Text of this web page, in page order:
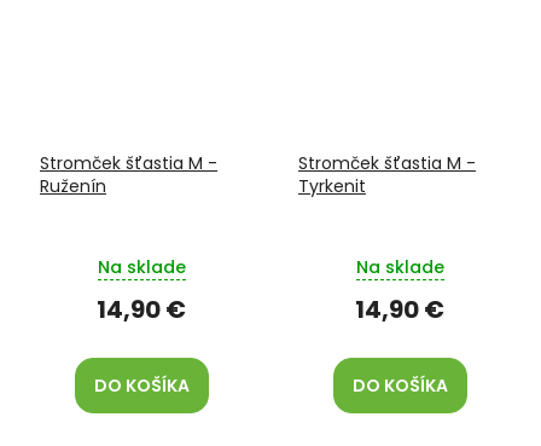
Stromček šťastia M -
Ruženín
Na sklade
14,90 €
DO KOŠÍKA
Stromček šťastia M -
Tyrkenit
Na sklade
14,90 €
DO KOŠÍKA